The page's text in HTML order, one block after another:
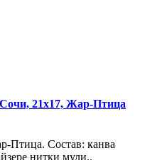
21x17, Жар-Птица
Птица. Состав: канва
нитки мули..